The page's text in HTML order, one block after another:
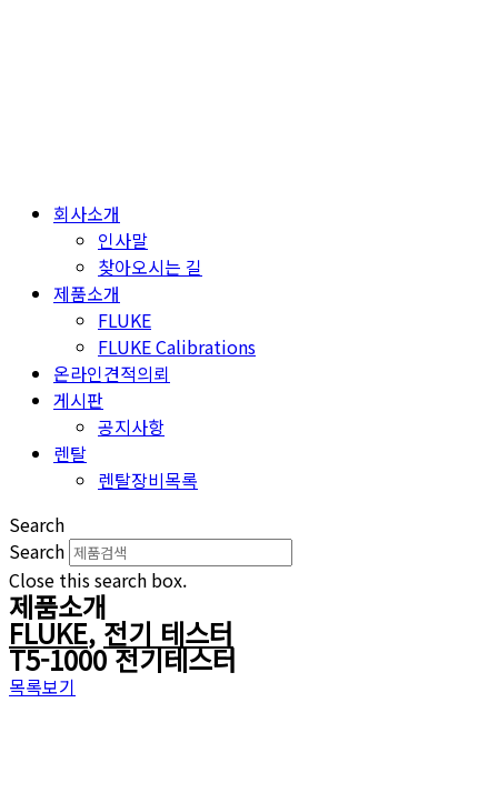
회사소개
인사말
찾아오시는 길
제품소개
FLUKE
FLUKE Calibrations
온라인견적의뢰
게시판
공지사항
렌탈
렌탈장비목록
Search
Search
Close this search box.
제품소개
FLUKE,전기 테스터
T5-1000 전기테스터
목록보기